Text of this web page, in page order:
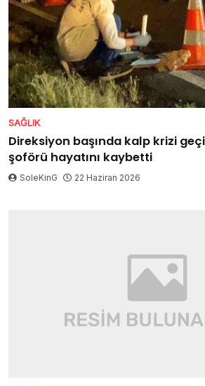
SAĞLIK
Direksiyon başında kalp krizi
şoförü hayatını kaybetti
SoleKinG 22 Haziran 2026